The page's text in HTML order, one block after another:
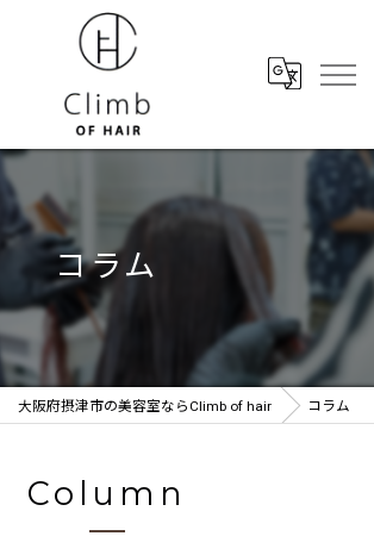
コラム
大阪府摂津市の美容室ならClimb of hair コラム
Column